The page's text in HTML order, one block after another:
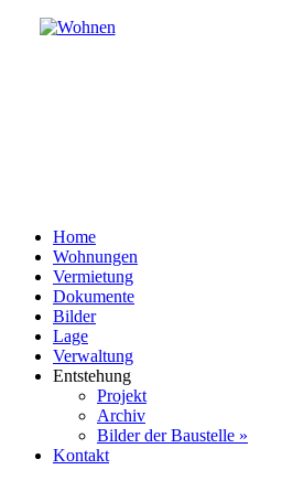
Home
Wohnungen
Vermietung
Dokumente
Bilder
Lage
Verwaltung
Entstehung
Projekt
Archiv
Bilder der Baustelle »
Kontakt